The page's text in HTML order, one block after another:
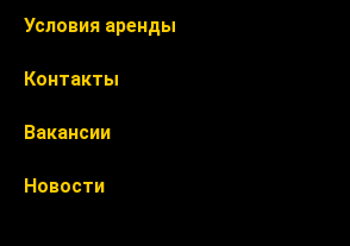
Условия аренды
Контакты
Вакансии
Новости